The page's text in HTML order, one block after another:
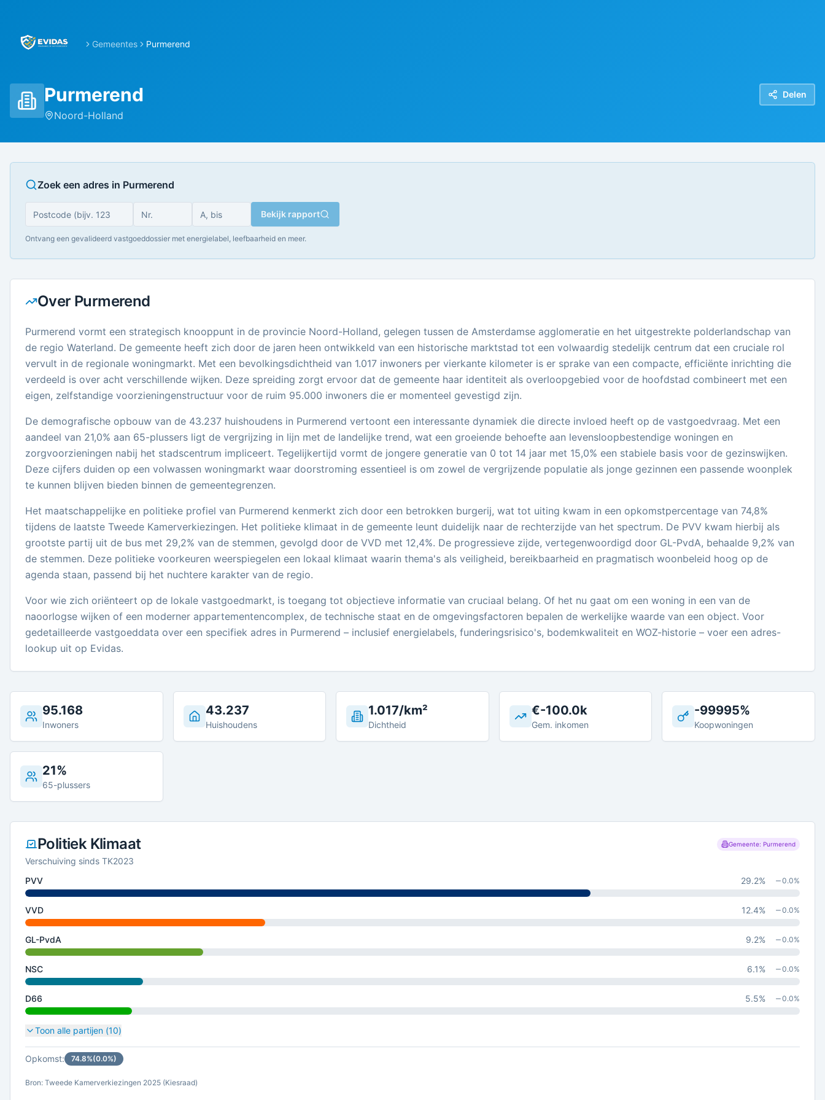
Gemeentes Purmerend
Purmerend
Noord-Holland
Delen
Zoek een adres in Purmerend
Bekijk rapport
Ontvang een gevalideerd vastgoeddossier met energielabel, leefbaarheid en meer.
Over Purmerend
Purmerend vormt een strategisch knooppunt in de provincie Noord-Holland, gelegen tussen de Amsterdamse agglomeratie en het uitgestrekte polderlandschap van
de regio Waterland. De gemeente heeft zich door de jaren heen ontwikkeld van een historische marktstad tot een volwaardig stedelijk centrum dat een cruciale rol
vervult in de regionale woningmarkt. Met een bevolkingsdichtheid van 1.017 inwoners per vierkante kilometer is er sprake van een compacte, efficiënte inrichting die
verdeeld is over acht verschillende wijken. Deze spreiding zorgt ervoor dat de gemeente haar identiteit als overloopgebied voor de hoofdstad combineert met een
eigen, zelfstandige voorzieningenstructuur voor de ruim 95.000 inwoners die er momenteel gevestigd zijn.
De demografische opbouw van de 43.237 huishoudens in Purmerend vertoont een interessante dynamiek die directe invloed heeft op de vastgoedvraag. Met een
aandeel van 21,0% aan 65-plussers ligt de vergrijzing in lijn met de landelijke trend, wat een groeiende behoefte aan levensloopbestendige woningen en
zorgvoorzieningen nabij het stadscentrum impliceert. Tegelijkertijd vormt de jongere generatie van 0 tot 14 jaar met 15,0% een stabiele basis voor de gezinswijken.
Deze cijfers duiden op een volwassen woningmarkt waar doorstroming essentieel is om zowel de vergrijzende populatie als jonge gezinnen een passende woonplek
te kunnen blijven bieden binnen de gemeentegrenzen.
Het maatschappelijke en politieke profiel van Purmerend kenmerkt zich door een betrokken burgerij, wat tot uiting kwam in een opkomstpercentage van 74,8%
tijdens de laatste Tweede Kamerverkiezingen. Het politieke klimaat in de gemeente leunt duidelijk naar de rechterzijde van het spectrum. De PVV kwam hierbij als
grootste partij uit de bus met 29,2% van de stemmen, gevolgd door de VVD met 12,4%. De progressieve zijde, vertegenwoordigd door GL-PvdA, behaalde 9,2% van
de stemmen. Deze politieke voorkeuren weerspiegelen een lokaal klimaat waarin thema's als veiligheid, bereikbaarheid en pragmatisch woonbeleid hoog op de
agenda staan, passend bij het nuchtere karakter van de regio.
Voor wie zich oriënteert op de lokale vastgoedmarkt, is toegang tot objectieve informatie van cruciaal belang. Of het nu gaat om een woning in een van de
naoorlogse wijken of een moderner appartementencomplex, de technische staat en de omgevingsfactoren bepalen de werkelijke waarde van een object. Voor
gedetailleerde vastgoeddata over een specifiek adres in Purmerend – inclusief energielabels, funderingsrisico's, bodemkwaliteit en WOZ-historie – voer een adres-
lookup uit op Evidas.
95.168
Inwoners
43.237
Huishoudens
1.017/km²
Dichtheid
€-100.0k
Gem. inkomen
-99995%
Koopwoningen
21%
65-plussers
Politiek Klimaat Gemeente: Purmerend
Verschuiving sinds TK2023
PVV
29.2% 0.0%
VVD 12.4% 0.0%
GL-PvdA 9.2% 0.0%
NSC 6.1% 0.0%
D66 5.5% 0.0%
Toon alle partijen (10)
Opkomst: 74.8%(0.0%)
Bron: Tweede Kamerverkiezingen 2025 (Kiesraad)